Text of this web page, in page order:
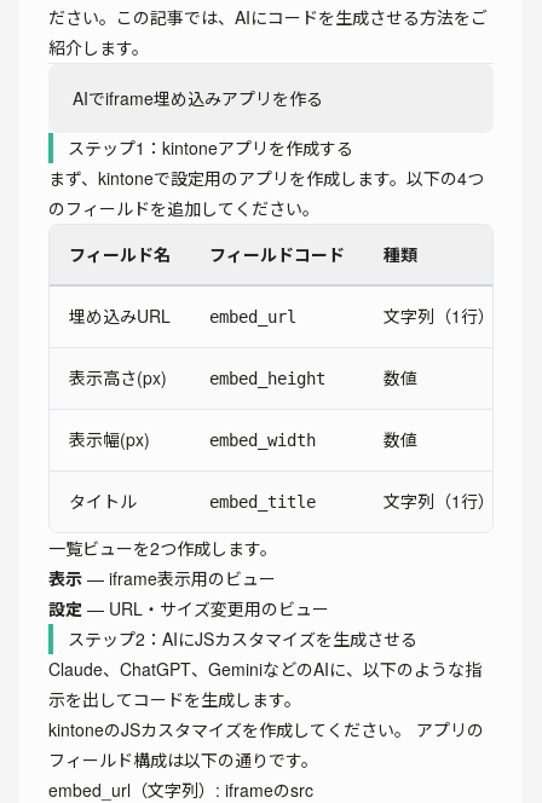
ださい。この記事では、AIにコードを生成させる方法をご
紹介します。
AIでiframe埋め込みアプリを作る
ステップ1：kintoneアプリを作成する
まず、kintoneで設定用のアプリを作成します。以下の4つ
のフィールドを追加してください。
フィールド名
フィールドコード 種類
埋め込みURL embed_url 文字列（1行）
表示高さ(px) embed_height 数値
表示幅(px) embed_width 数値
タイトル embed_title 文字列（1行）
一覧ビューを2つ作成します。
表示 — iframe表示用のビュー
設定 — URL・サイズ変更用のビュー
ステップ2：AIにJSカスタマイズを生成させる
Claude、ChatGPT、GeminiなどのAIに、以下のような指
示を出してコードを生成します。
kintoneのJSカスタマイズを作成してください。 アプリの
フィールド構成は以下の通りです。
embed_url（文字列）: iframeのsrc